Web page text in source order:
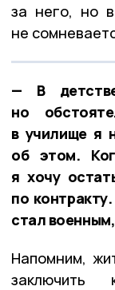
за него, но в
не
— В
но
в училище я
об этом.
я хочу
по
стал
Напомним,
заключить